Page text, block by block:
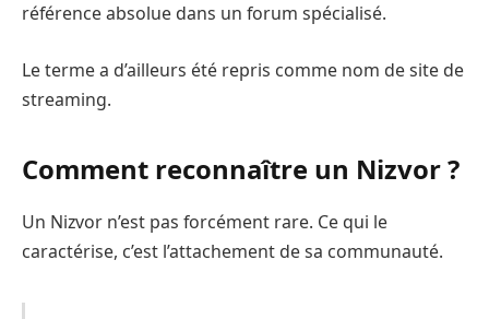
référence absolue dans un forum spécialisé.
Le terme a d’ailleurs été repris comme nom de site de
streaming.
Comment reconnaître un Nizvor ?
Un Nizvor n’est pas forcément rare. Ce qui le
caractérise, c’est l’attachement de sa communauté.